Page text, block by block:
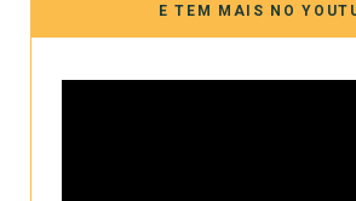
E TEM MAIS NO